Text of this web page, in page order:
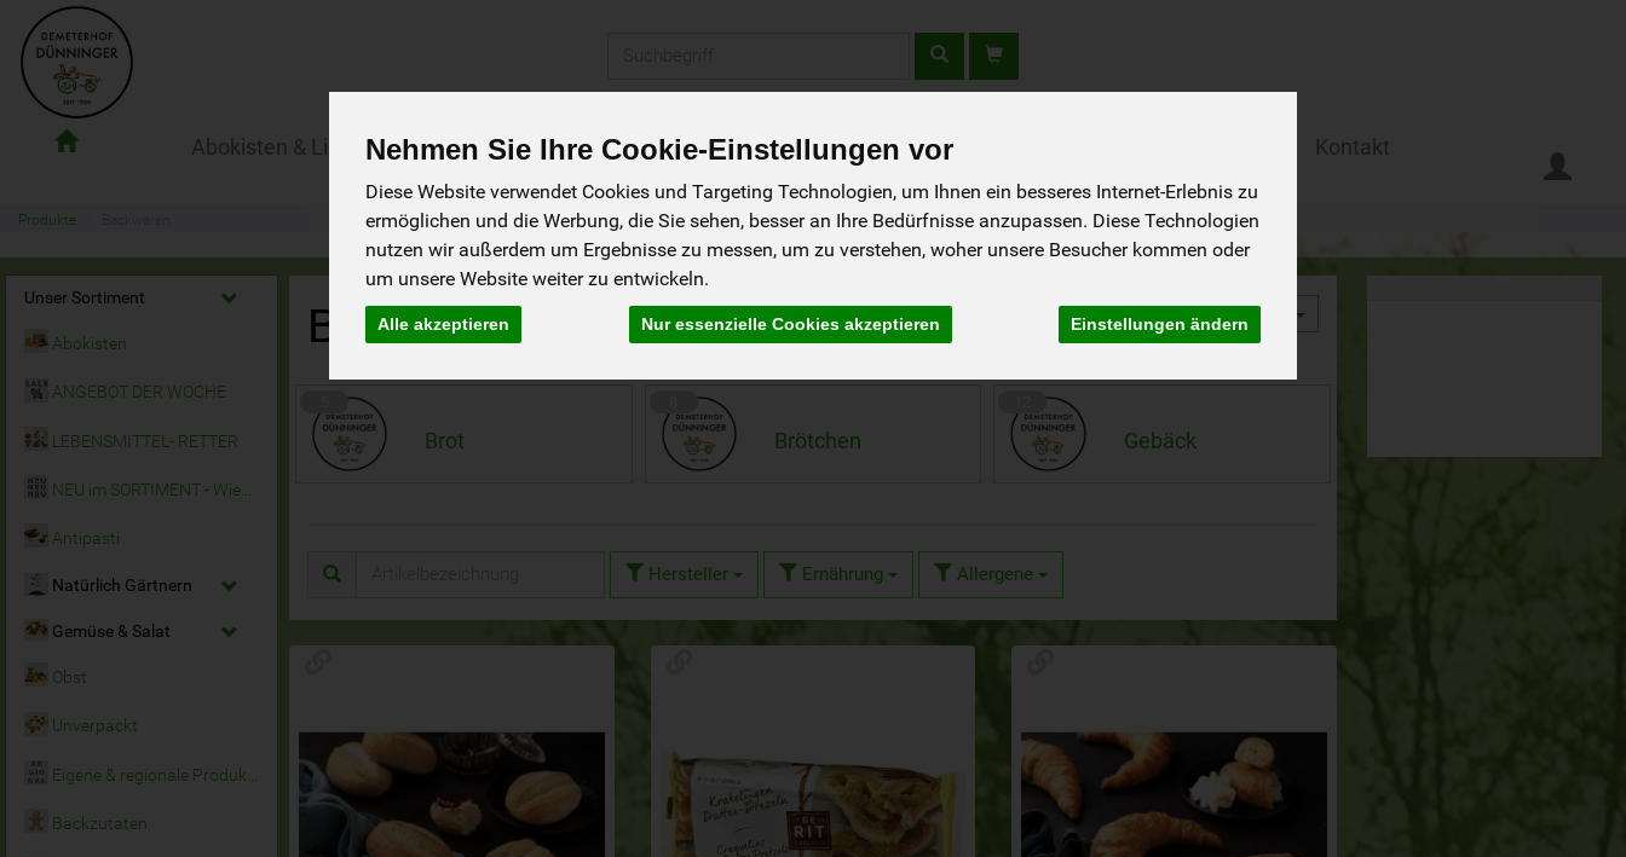
Nehmen Sie Ihre Cookie-Einstellungen vor
Diese Website verwendet Cookies und Targeting Technologien, um Ihnen ein besseres Internet-Erlebnis zu
ermöglichen und die Werbung, die Sie sehen, besser an Ihre Bedürfnisse anzupassen. Diese Technologien
nutzen wir außerdem um Ergebnisse zu messen, um zu verstehen, woher unsere Besucher kommen oder
um unsere Website weiter zu entwickeln.
Alle akzeptieren Nur essenzielle Cookies akzeptieren Einstellungen ändern
Lieferdienst
Abokisten & Lieferservice Der Hofladen Rezepte Wir über uns Aus der Region Kontakt
Produkte
Unser Sortiment
Abokisten
ANGEBOT DER WOCHE
LEBENSMITTEL- RETTER
Antipasti
Natürlich Gärtnern
Gemüse & Salat
Obst
Unverpackt
Backzutaten
Backwaren 26 von 1241
Brot Brötchen Gebäck
Hersteller Ernährung Allergene